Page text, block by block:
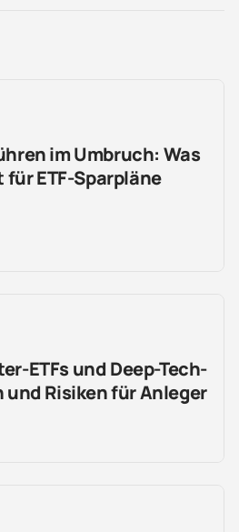
im Umbruch: Was
für ETF-Sparpläne
ETFs und Deep-Tech-
und Risiken für Anleger